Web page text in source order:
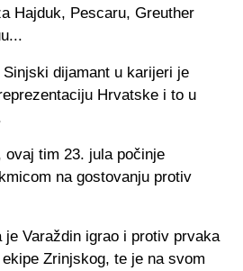
Hajduk, Pescaru, Greuther
dijamant u karijeri je
Hrvatske i to u
ovaj tim 23. jula počinje
na gostovanju protiv
je Varaždin igrao i protiv prvaka
Zrinjskog, te je na svom